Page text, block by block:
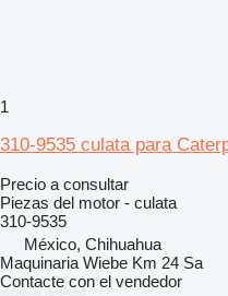
1
310-9535 culata para
Precio a consultar
Piezas del motor - culata
310-9535
México, Chihuahua
Maquinaria Wiebe Km 24 Sa
Contacte con el vendedor